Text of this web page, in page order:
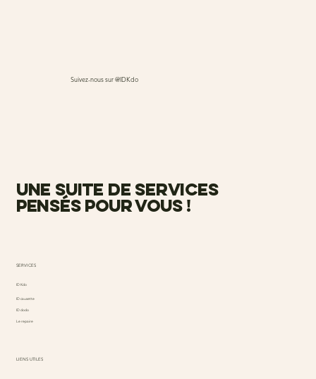
Suivez-nous sur @IDKdo
une suite de services
pensés pour vous !
SERVICES
ID Kdo
ID causette
ID dodo
Le repaire
LIENS UTILES